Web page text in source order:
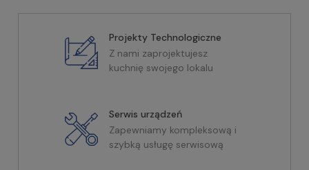
Projekty Technologiczne
Z nami zaprojektujesz
kuchnię swojego lokalu
Serwis urządzeń
Zapewniamy kompleksową i
szybką usługę serwisową